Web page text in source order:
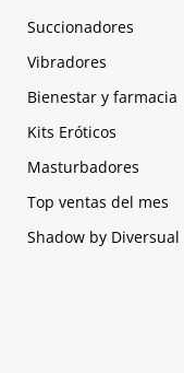
Succionadores
Vibradores
Bienestar y farmacia
Kits Eróticos
Masturbadores
Top ventas del mes
Shadow by Diversual